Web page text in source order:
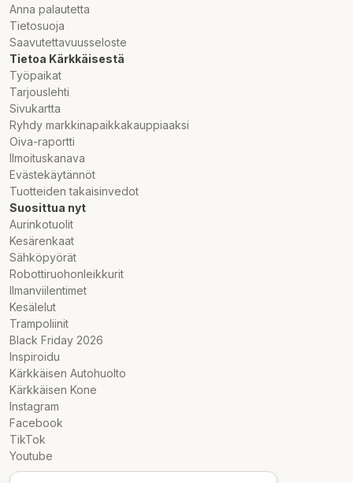
Anna palautetta
Tietosuoja
Saavutettavuusseloste
Tietoa Kärkkäisestä
Työpaikat
Tarjouslehti
Sivukartta
Ryhdy markkinapaikkakauppiaaksi
Oiva-raportti
Ilmoituskanava
Evästekäytännöt
Tuotteiden takaisinvedot
Suosittua nyt
Aurinkotuolit
Kesärenkaat
Sähköpyörät
Robottiruohonleikkurit
Ilmanviilentimet
Kesälelut
Trampoliinit
Black Friday 2026
Inspiroidu
Kärkkäisen Autohuolto
Kärkkäisen Kone
Instagram
Facebook
TikTok
Youtube